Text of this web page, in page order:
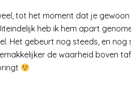
tot het moment dat je
heb ik hem apart
Het gebeurt nog steeds, en nog
de waarheid boven